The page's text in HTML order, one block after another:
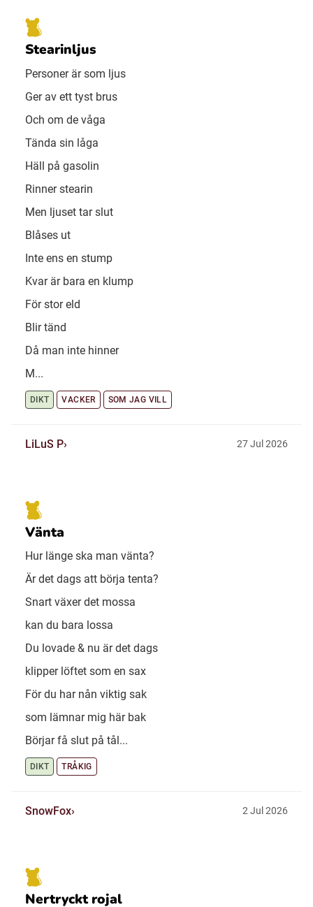
Stearinljus
Personer är som ljus
Ger av ett tyst brus
Och om de våga
Tända sin låga
Häll på gasolin
Rinner stearin
Men ljuset tar slut
Blåses ut
Inte ens en stump
Kvar är bara en klump
För stor eld
Blir tänd
Då man inte hinner
M...
DIKT VACKER SOM JAG VILL
LiLuS P 27 Jul 2026
Vänta
Hur länge ska man vänta?
Är det dags att börja tenta?
Snart växer det mossa
kan du bara lossa
Du lovade & nu är det dags
klipper löftet som en sax
För du har nån viktig sak
som lämnar mig här bak
Börjar få slut på tål...
DIKT TRÅKIG
SnowFox 2 Jul 2026
Nertryckt rojal